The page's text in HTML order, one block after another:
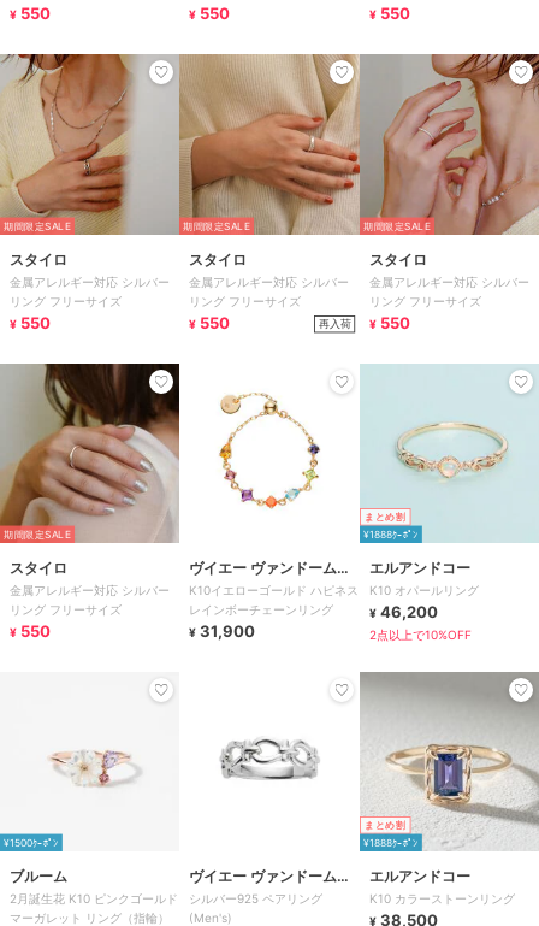
¥ 550 ¥ 550 ¥ 550
期間限定SALE
スタイロ
金属アレルギー対応 シルバー
リング フリーサイズ
¥ 550
期間限定SALE
スタイロ
金属アレルギー対応 シルバー
リング フリーサイズ
¥ 550 再入荷
期間限定SALE
スタイロ
金属アレルギー対応 シルバー
リング フリーサイズ
¥ 550
期間限定SALE
スタイロ
金属アレルギー対応 シルバー
リング フリーサイズ
¥ 550
ヴイエー ヴァンドーム青
山
K10イエローゴールド ハピネス
レインボーチェーンリング
¥ 31,900
まとめ割
¥1888ｸｰﾎﾟﾝ
エルアンドコー
K10 オパールリング
¥ 46,200
2点以上で10%OFF
¥1500ｸｰﾎﾟﾝ
ブルーム
2月誕生花 K10 ピンクゴールド
マーガレット リング（指輪）
ヴイエー ヴァンドーム青
山
シルバー925 ペアリング
(Men's)
まとめ割
¥1888ｸｰﾎﾟﾝ
エルアンドコー
K10 カラーストーンリング
¥ 38,500